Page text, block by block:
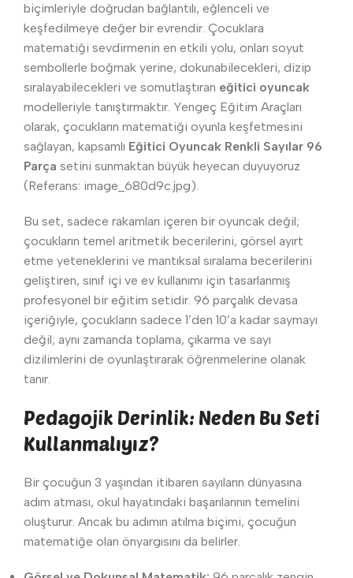
biçimleriyle doğrudan bağlantılı, eğlenceli ve
keşfedilmeye değer bir evrendir. Çocuklara
matematiği sevdirmenin en etkili yolu, onları soyut
sembollerle boğmak yerine, dokunabilecekleri, dizip
sıralayabilecekleri ve somutlaştıran eğitici oyuncak
modelleriyle tanıştırmaktır. Yengeç Eğitim Araçları
olarak, çocukların matematiği oyunla keşfetmesini
sağlayan, kapsamlı Eğitici Oyuncak Renkli Sayılar 96
Parça setini sunmaktan büyük heyecan duyuyoruz
(Referans: image_680d9c.jpg).
Bu set, sadece rakamları içeren bir oyuncak değil;
çocukların temel aritmetik becerilerini, görsel ayırt
etme yeteneklerini ve mantıksal sıralama becerilerini
geliştiren, sınıf içi ve ev kullanımı için tasarlanmış
profesyonel bir eğitim setidir. 96 parçalık devasa
içeriğiyle, çocukların sadece 1’den 10’a kadar saymayı
değil; aynı zamanda toplama, çıkarma ve sayı
dizilimlerini de oyunlaştırarak öğrenmelerine olanak
tanır.
Pedagojik Derinlik: Neden Bu Seti
Kullanmalıyız?
Bir çocuğun 3 yaşından itibaren sayıların dünyasına
adım atması, okul hayatındaki başarılarının temelini
oluşturur. Ancak bu adımın atılma biçimi, çocuğun
matematiğe olan önyargısını da belirler.